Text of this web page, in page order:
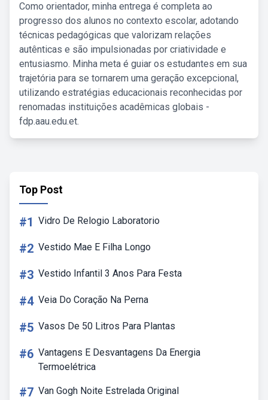
Como orientador, minha entrega é completa ao
progresso dos alunos no contexto escolar, adotando
técnicas pedagógicas que valorizam relações
autênticas e são impulsionadas por criatividade e
entusiasmo. Minha meta é guiar os estudantes em sua
trajetória para se tornarem uma geração excepcional,
utilizando estratégias educacionais reconhecidas por
renomadas instituições acadêmicas globais -
fdp.aau.edu.et.
Top Post
#1 Vidro De Relogio Laboratorio
#2 Vestido Mae E Filha Longo
#3 Vestido Infantil 3 Anos Para Festa
#4 Veia Do Coração Na Perna
#5 Vasos De 50 Litros Para Plantas
#6 Vantagens E Desvantagens Da Energia
Termoelétrica
#7 Van Gogh Noite Estrelada Original